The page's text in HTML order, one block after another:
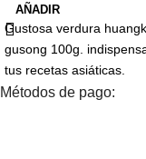
AÑADIR
Gustosa verdura
gusong 100g.
tus recetas asiáticas.
Métodos de pago: